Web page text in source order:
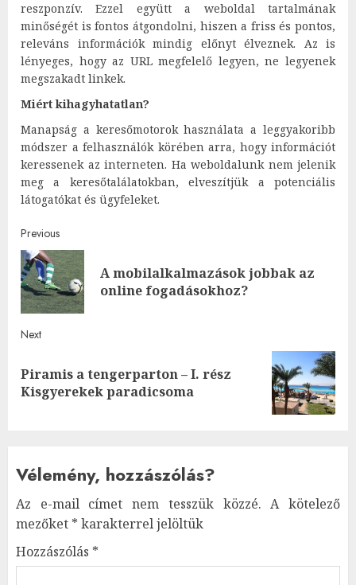
reszponzív. Ezzel együtt a weboldal tartalmának
minőségét is fontos átgondolni, hiszen a friss és pontos,
releváns információk mindig előnyt élveznek. Az is
lényeges, hogy az URL megfelelő legyen, ne legyenek
megszakadt linkek.
Miért kihagyhatatlan?
Manapság a keresőmotorok használata a leggyakoribb
módszer a felhasználók körében arra, hogy információt
keressenek az interneten. Ha weboldalunk nem jelenik
meg a keresőtalálatokban, elveszítjük a potenciális
látogatókat és ügyfeleket.
Post
navigation
Previous
A mobilalkalmazások jobbak az
online fogadásokhoz?
Next
Next
post:
Piramis a tengerparton – I. rész
Kisgyerekek paradicsoma
Vélemény, hozzászólás?
Az e-mail címet nem tesszük közzé. A kötelező
mezőket * karakterrel jelöltük
Hozzászólás *